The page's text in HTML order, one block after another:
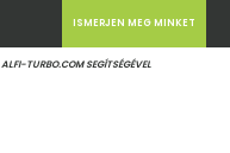
ALFI-TURBO.COM SEGÍTSÉGÉVEL
ISMERJEN MEG MINKET